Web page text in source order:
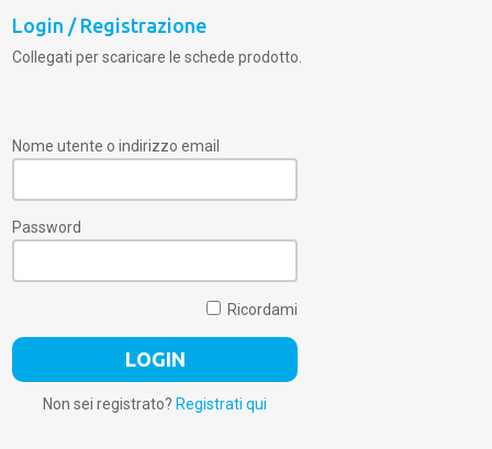
Login / Registrazione
Collegati per scaricare le schede prodotto.
Nome utente o indirizzo email
Password
Ricordami
Non sei registrato? Registrati qui